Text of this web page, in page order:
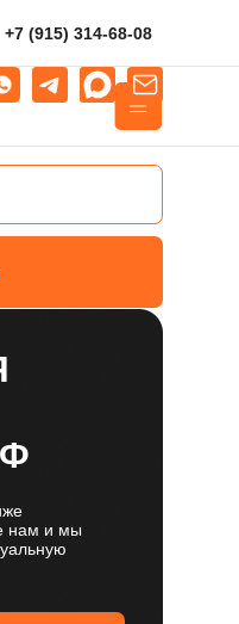
+7 (915) 314-68-08
нам и мы